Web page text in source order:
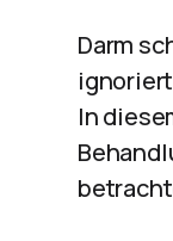
Darm
In